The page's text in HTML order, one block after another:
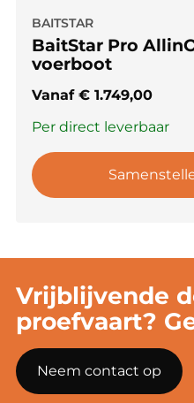
BAITSTAR
BaitStar Pro
voerboot
Vanaf € 1.749,00
Per direct leverbaar
Vrijblijvende
proefvaart?
Neem contact op